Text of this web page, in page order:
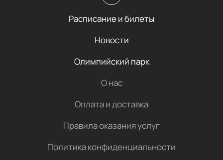
Расписание и билеты
Новости
Олимпийский парк
О нас
Оплата и доставка
Правила оказания услуг
Политика конфиденциальности